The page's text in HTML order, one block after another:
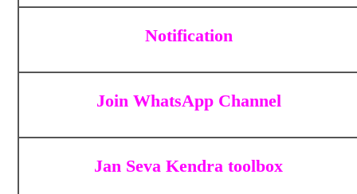
Notification
Join WhatsApp Channel
Jan Seva Kendra toolbox